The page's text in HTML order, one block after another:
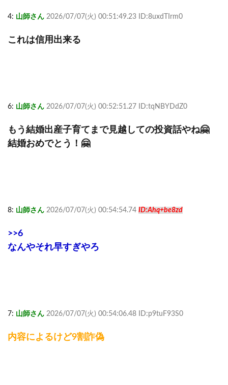
4: 山師さん 2026/07/07(火) 00:51:49.23 ID:8uxdTIrm0
これは信用出来る
6: 山師さん 2026/07/07(火) 00:52:51.27 ID:tqNBYDdZ0
もう結婚出産子育てまで見越しての投資話やね🤗
結婚おめでとう！🤗
8: 山師さん 2026/07/07(火) 00:54:54.74 ID:Ahq+be8zd
>>6
なんやそれ早すぎやろ
7: 山師さん 2026/07/07(火) 00:54:06.48 ID:p9tuF93S0
内容によるけど9割詐偽